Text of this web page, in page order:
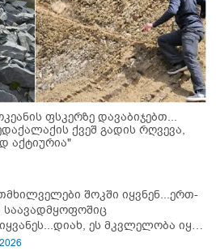
ფსკერზე დავაბიჯებთ...
ქვეშ გადის რღვევა,
აქტიურია"
შოკში იყვნენ...ერთ-
საავადმყოფოშიც
ეს მკვლელობა იყო"
დატრიალებული ტრაგედიის